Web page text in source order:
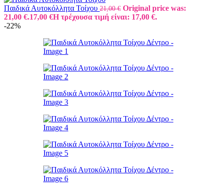
Παιδικά Αυτοκόλλητα Τοίχου 21,00€ Original price was:
21,00 €.17,00 €Η τρέχουσα τιμή είναι: 17,00 €.
-22%